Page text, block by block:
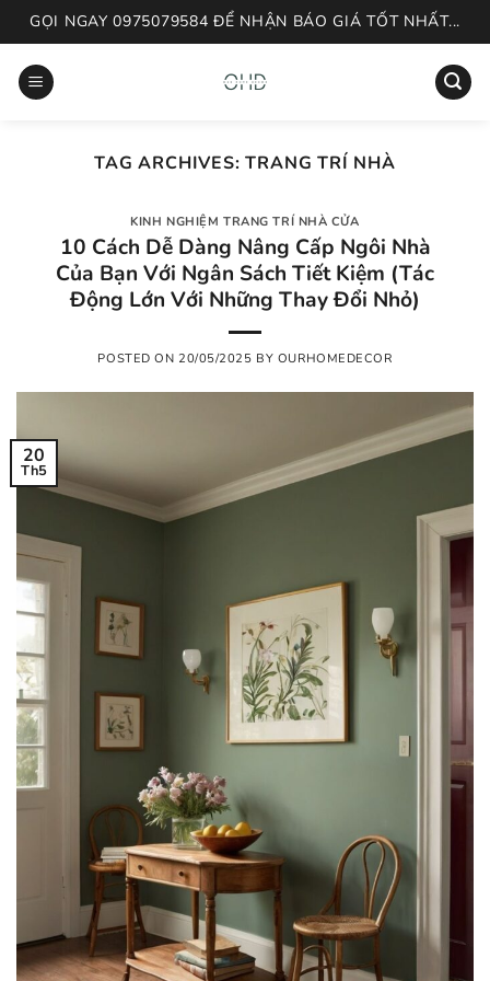
Skip
to
content
GỌI NGAY 0975079584 ĐỂ NHẬN BÁO GIÁ TỐT NHẤT...
TAG ARCHIVES:TRANG TRÍ NHÀ
KINH NGHIỆM TRANG TRÍ NHÀ CỬA
10 Cách Dễ Dàng Nâng Cấp Ngôi Nhà
Của Bạn Với Ngân Sách Tiết Kiệm (Tác
Động Lớn Với Những Thay Đổi Nhỏ)
POSTED ON 20/05/2025 BY OURHOMEDECOR
20
Th5